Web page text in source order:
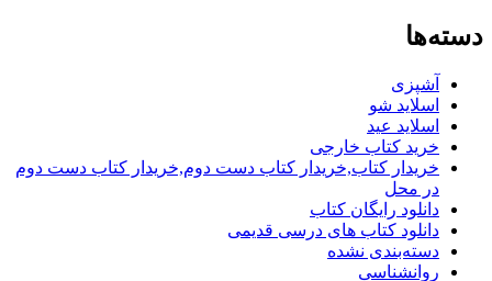
دسته‌ها
آشپزی
اسلاید شو
اسلاید عید
خرید کتاب خارجی
خریدار کتاب,خریدار کتاب دست دوم,خریدار کتاب دست دوم
در محل
دانلود رایگان کتاب
دانلود کتاب های درسی قدیمی
دسته‌بندی نشده
روانشناسی